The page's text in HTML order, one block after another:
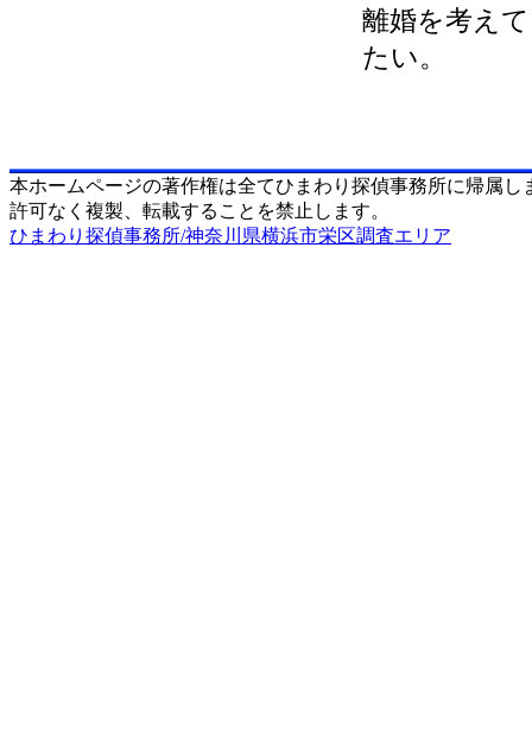
離婚を考え
たい。
本ホームページの著作権は全てひまわり探偵事務所に帰属し
許可なく複製、転載することを禁止します。
ひまわり探偵事務所/神奈川県横浜市栄区調査エリア